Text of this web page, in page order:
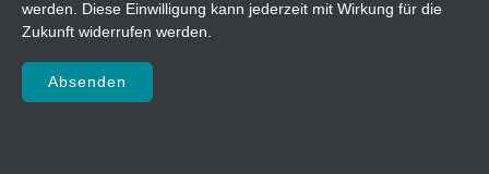
werden. Diese Einwilligung kann jederzeit mit Wirkung für die
Zukunft widerrufen werden.
Bitte lasse dieses Feld leer.